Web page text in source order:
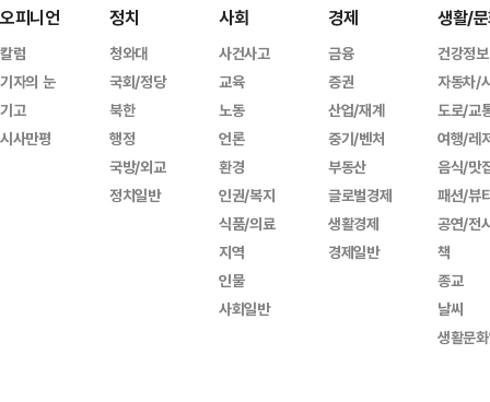
오피니언
칼럼
기자의 눈
기고
시사만평
정치
청와대
국회/정당
북한
행정
국방/외교
정치일반
사회
사건사고
교육
노동
언론
환경
인권/복지
식품/의료
지역
인물
사회일반
경제
금융
증권
산업/재계
중기/벤처
부동산
글로벌경제
생활경제
경제일반
생활/
건강정보
자동차/
도로/교
여행/레
음식/맛
패션/뷰
공연/전
책
종교
날씨
생활문